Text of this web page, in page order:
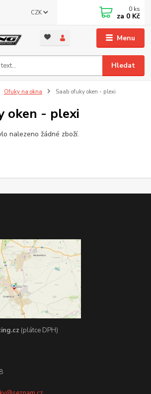
Menu
CZK
Hledat
0 ks
za 0 Kč
Ofuky na okna Saab ofuky oken - plexi
oken - plexi
nalezeno žádné zboží.
(plátce DPH)